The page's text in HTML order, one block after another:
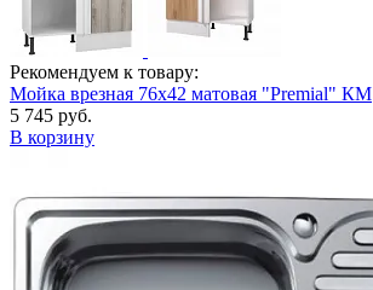
Рекомендуем к товару:
Мойка врезная 76х42 матовая "Premial" КМ
5 745 руб.
В корзину